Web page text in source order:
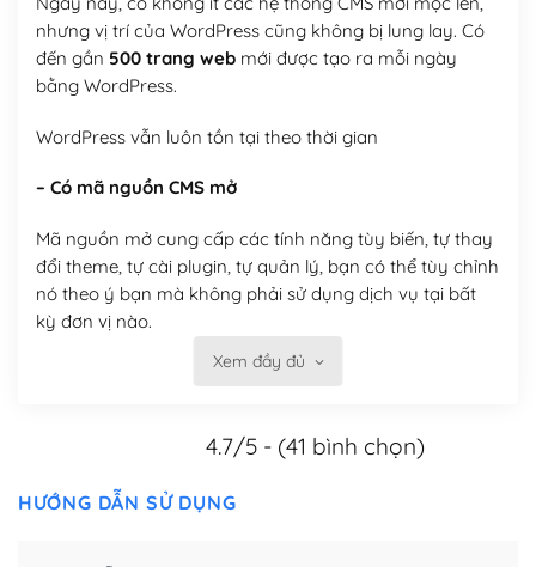
nhưng vị trí của WordPress cũng không bị lung lay. Có
đến gần 500 trang webmới được tạo ra mỗi ngày
bằng WordPress.
WordPress vẫn luôn tồn tại theo thời gian
– Có mã nguồn CMS mở
Mã nguồn mở cung cấp các tính năng tùy biến, tự thay
đổi theme, tự cài plugin, tự quản lý, bạn có thể tùy chỉnh
nó theo ý bạn mà không phải sử dụng dịch vụ tại bất
kỳ đơn vị nào.
Việc của bạn là đăng ký một tên miền và hosting để
Có thể tùy biến trên website WordPress
– Thân thiện với công cụ tìm kiếm
Xem đầy đủ
4.7/5 - (41 bình chọn)
HƯỚNG DẪN SỬ DỤNG